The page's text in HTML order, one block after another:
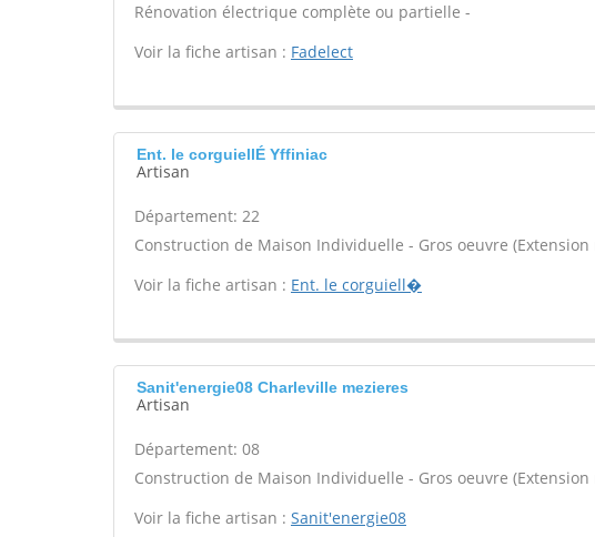
Rénovation électrique complète ou partielle -
Voir la fiche artisan : Fadelect
Ent. le corguiellÉ Yffiniac
Artisan
Département: 22
Construction de Maison Individuelle - Gros oeuvre
Voir la fiche artisan : Ent. le corguiell�
Sanit'energie08 Charleville mezieres
Artisan
Département: 08
Construction de Maison Individuelle - Gros oeuvre
Voir la fiche artisan : Sanit'energie08